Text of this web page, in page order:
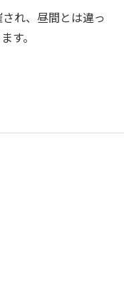
れ、昼間とは違っ
す。